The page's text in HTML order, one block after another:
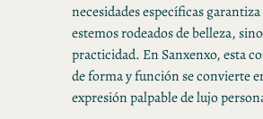
necesidades específicas
estemos rodeados de belleza,
practicidad. En Sanxenxo, esta
de forma y función se convierte
expresión palpable de lujo